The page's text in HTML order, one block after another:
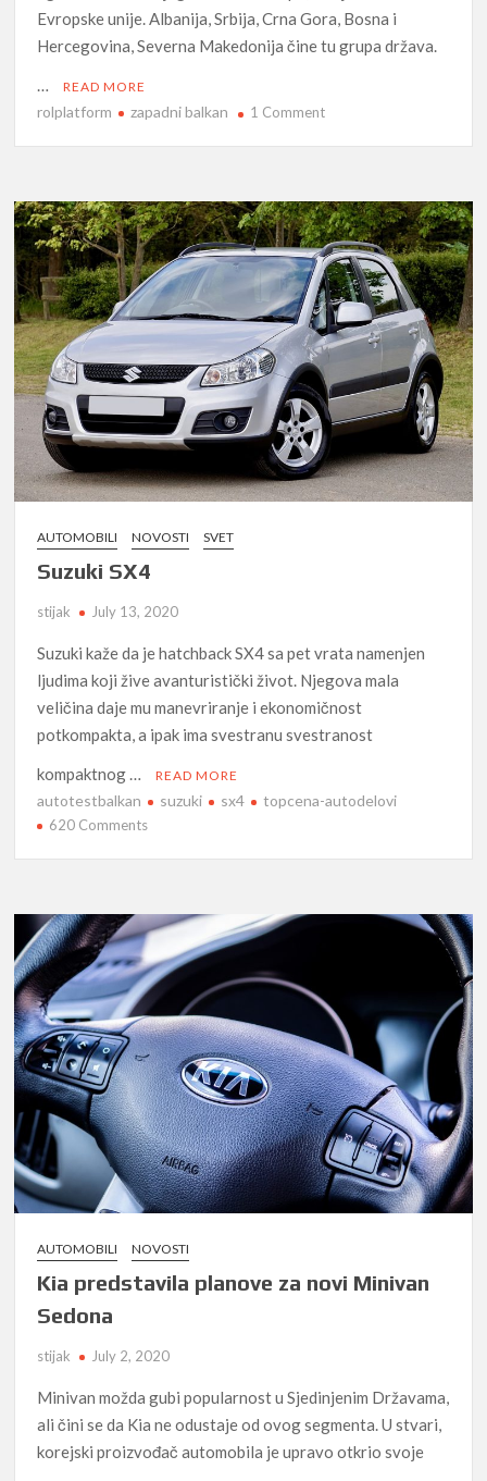
Evropske unije. Albanija, Srbija, Crna Gora, Bosna i
Hercegovina, Severna Makedonija čine tu grupa država.
…
READ MORE
rolplatform zapadni balkan 1 Commenton
AUTOMOBILI NOVOSTI SVET
Suzuki SX4
stijak July 13, 2020
Suzuki kaže da je hatchback SX4 sa pet vrata namenjen
ljudima koji žive avanturistički život. Njegova mala
veličina daje mu manevriranje i ekonomičnost
potkompakta, a ipak ima svestranu svestranost
kompaktnog …
READ MORE
autotestbalkan suzuki sx4 topcena-autodelovi
620 Commentson
AUTOMOBILI NOVOSTI
Kia predstavila planove za novi Minivan
Sedona
stijak July 2, 2020
Minivan možda gubi popularnost u Sjedinjenim Državama,
ali čini se da Kia ne odustaje od ovog segmenta. U stvari,
korejski proizvođač automobila je upravo otkrio svoje